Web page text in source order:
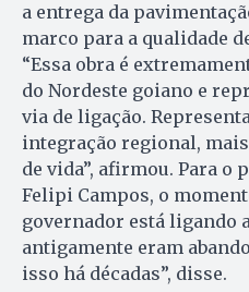
a entrega da
marco para a qualidade
“Essa obra é
do Nordeste goiano e
via de ligação.
integração regional,
de vida”, afirmou. Para o
Felipi Campos, o
governador está ligando
antigamente eram
isso há décadas”, disse.